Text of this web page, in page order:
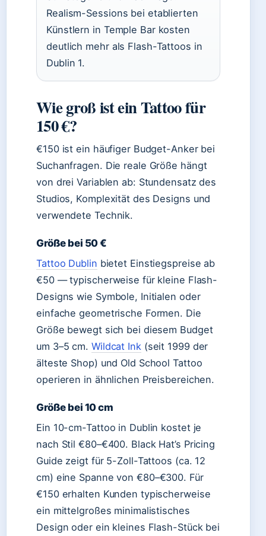
Realism-Sessions bei etablierten
Künstlern in Temple Bar kosten
deutlich mehr als Flash-Tattoos in
Dublin 1.
Wie groß ist ein Tattoo für
150 €?
€150 ist ein häufiger Budget-Anker bei
Suchanfragen. Die reale Größe hängt
von drei Variablen ab: Stundensatz des
Studios, Komplexität des Designs und
verwendete Technik.
Größe bei 50 €
Tattoo Dublin bietet Einstiegspreise ab
€50 — typischerweise für kleine Flash-
Designs wie Symbole, Initialen oder
einfache geometrische Formen. Die
Größe bewegt sich bei diesem Budget
um 3–5 cm. Wildcat Ink(seit 1999 der
älteste Shop) und Old School Tattoo
operieren in ähnlichen Preisbereichen.
Größe bei 10 cm
Ein 10-cm-Tattoo in Dublin kostet je
nach Stil €80–€400. Black Hat’s Pricing
Guide zeigt für 5-Zoll-Tattoos (ca. 12
cm) eine Spanne von €80–€300. Für
€150 erhalten Kunden typischerweise
ein mittelgroßes minimalistisches
Design oder ein kleines Flash-Stück bei